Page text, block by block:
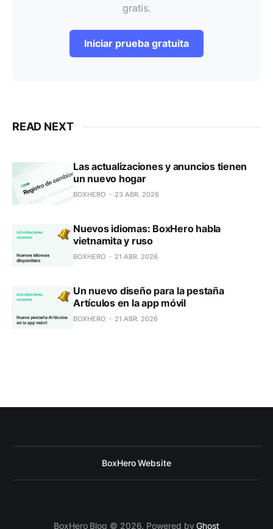
gratis.
Iniciar prueba gratuita
READ NEXT
Las actualizaciones y anuncios tienen
un nuevo hogar
BOXHERO 23 ABR. 2026
Nuevos idiomas: BoxHero habla
vietnamita y ruso
BOXHERO 21 ABR. 2026
Un nuevo diseño para la pestaña
Artículos en la app móvil
BOXHERO 21 ABR. 2026
BoxHero Website
BoxHero Blog © 2026. Powered byGhost